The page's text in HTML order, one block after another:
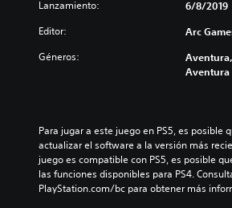
Lanzamiento: 6/8/2019
Editor: Arc
Géneros:
Aventura
Para jugar a este juego en PS5, es posible
actualizar el software a la versión más
juego es compatible con PS5, es posible
las funciones disponibles para PS4.
PlayStation.com/bc para obtener más